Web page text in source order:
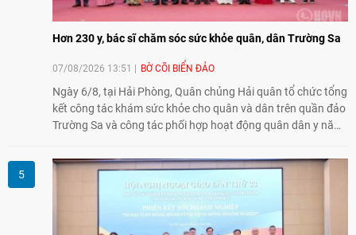
Hơn 230 y, bác sĩ chăm sóc sức khỏe quân, dân Trường Sa
07/08/2026 13:51 BỜ CÕI BIỂN ĐẢO
Ngày 6/8, tại Hải Phòng, Quân chủng Hải quân tổ chức tổng
kết công tác khám sức khỏe cho quân và dân trên quần đảo
Trường Sa và công tác phối hợp hoạt động quân dân y năm
sĩ, điều dưỡng và kỹ thuật viên đã tham gia khám, tư vấn,
cấp thuốc, điều trị cho cán bộ, chiến sĩ và nhân dân trên